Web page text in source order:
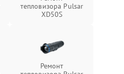
тепловизора Pulsar
XD50S
Ремонт